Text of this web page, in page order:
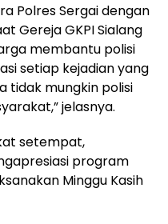
Polres Sergai dengan
Gereja GKPI Sialang
membantu polisi
setiap kejadian yang
tidak mungkin polisi
jelasnya.
setempat,
program
Minggu Kasih